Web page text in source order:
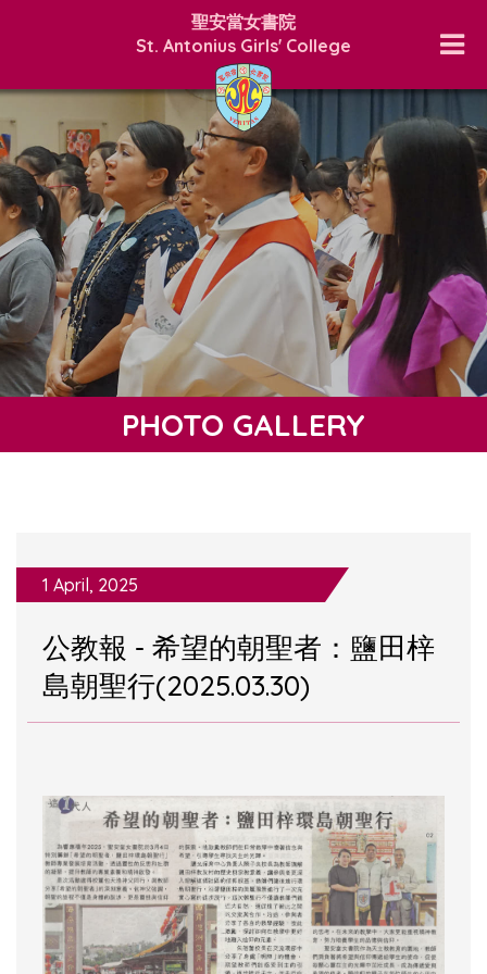
聖安當女書院
St. Antonius Girls' College
PHOTO GALLERY
1 April, 2025
公教報 - 希望的朝聖者：鹽田梓
島朝聖行(2025.03.30)